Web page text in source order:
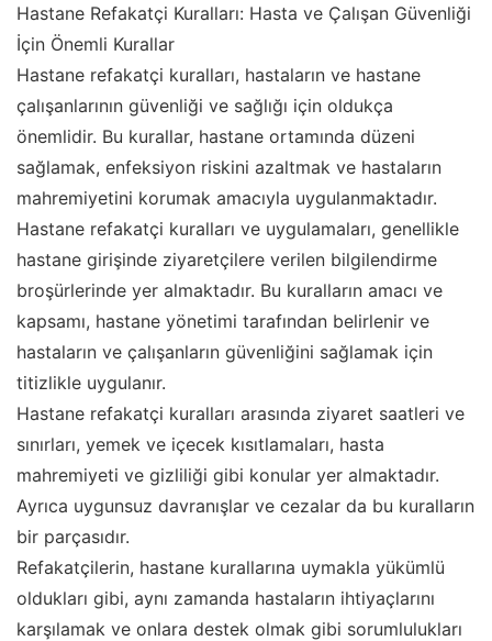
Hastane Refakatçi Kuralları: Hasta ve Çalışan Güvenliği
İçin Önemli Kurallar
Hastane refakatçi kuralları, hastaların ve hastane
çalışanlarının güvenliği ve sağlığı için oldukça
önemlidir. Bu kurallar, hastane ortamında düzeni
sağlamak, enfeksiyon riskini azaltmak ve hastaların
mahremiyetini korumak amacıyla uygulanmaktadır.
Hastane refakatçi kuralları ve uygulamaları, genellikle
hastane girişinde ziyaretçilere verilen bilgilendirme
broşürlerinde yer almaktadır. Bu kuralların amacı ve
kapsamı, hastane yönetimi tarafından belirlenir ve
hastaların ve çalışanların güvenliğini sağlamak için
titizlikle uygulanır.
Hastane refakatçi kuralları arasında ziyaret saatleri ve
sınırları, yemek ve içecek kısıtlamaları, hasta
mahremiyeti ve gizliliği gibi konular yer almaktadır.
Ayrıca uygunsuz davranışlar ve cezalar da bu kuralların
bir parçasıdır.
Refakatçilerin, hastane kurallarına uymakla yükümlü
oldukları gibi, aynı zamanda hastaların ihtiyaçlarını
karşılamak ve onlara destek olmak gibi sorumlulukları